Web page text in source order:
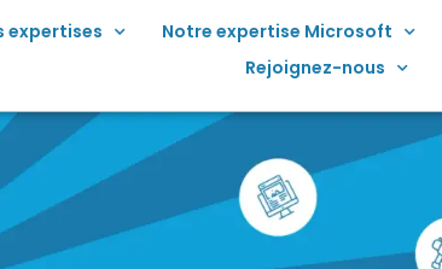
expertises Notre expertise Microsoft
Rejoignez-nous